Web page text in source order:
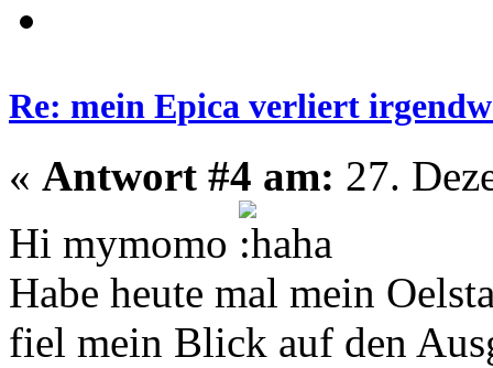
Re: mein Epica verliert
« Antwort #4 am: 27.
Hi mymomo
Habe heute mal mein
fiel mein Blick auf den